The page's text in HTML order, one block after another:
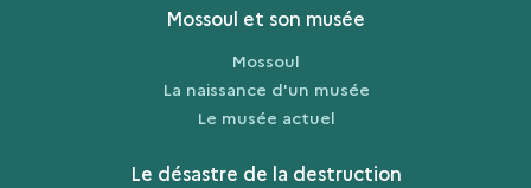
Mossoul et son musée
Mossoul
La naissance d'un musée
Le musée actuel
Le désastre de la destruction